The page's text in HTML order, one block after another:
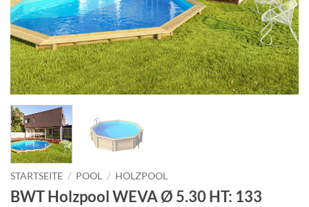
STARTSEITE / POOL / HOLZPOOL
BWT Holzpool WEVA Ø 5.30 HT: 133